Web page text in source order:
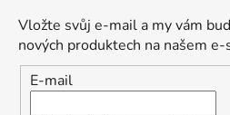
Vložte svůj e-mail a my vám
nových produktech na našem e-
E-mail